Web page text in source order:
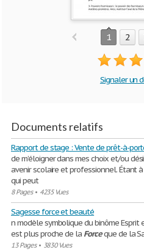
1 2
Signaler un
Documents relatifs
Rapport de stage : Vente de prêt-à-
de m’éloigner dans mes choix et/ou
avenir scolaire et professionnel. Étant
qui peut
8 Pages• 4235 Vues
Sagesse force et beauté
n modèle symbolique du binôme Esprit
est plus proche de la Forceque de la
13 Pages• 3830 Vues